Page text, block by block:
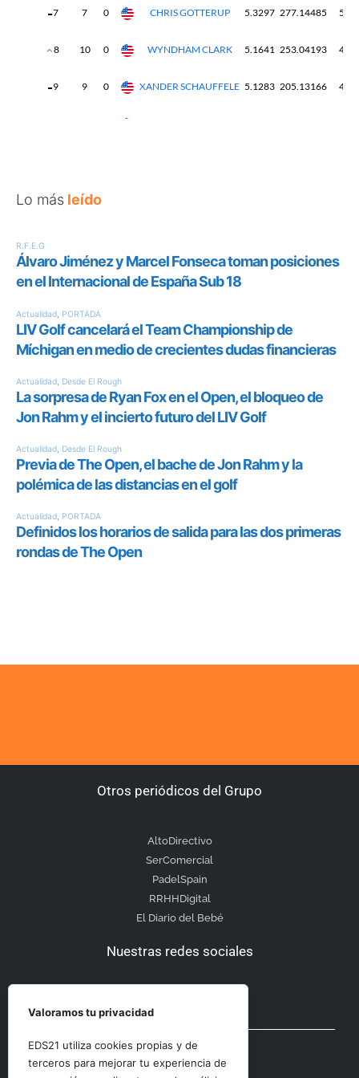
Lo más leído
Otros periódicos del Grupo
AltoDirectivo
SerComercial
PadelSpain
RRHHDigital
El Diario del Bebé
Nuestras redes sociales
Otras secciones
Valoramos tu privacidad
EDS21 utiliza cookies propias y de
terceros para mejorar tu experiencia de